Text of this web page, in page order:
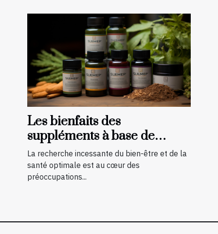
Les bienfaits des
suppléments à base de
plantes pour le soutien des
articulations
La recherche incessante du bien-être et de la
santé optimale est au cœur des
préoccupations...